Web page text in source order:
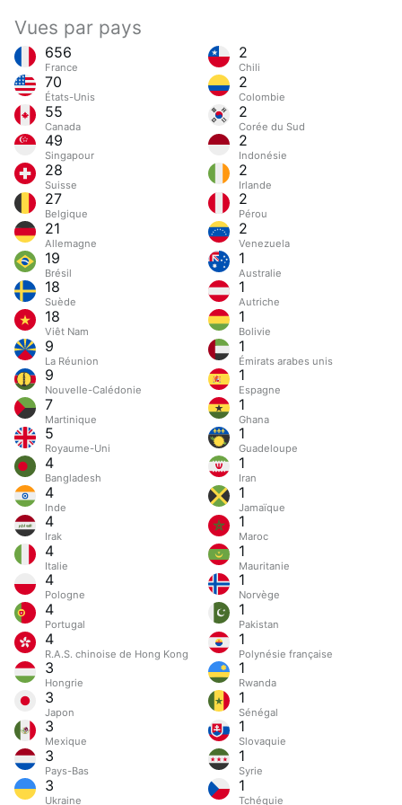
Vues par pays
656
France
70
États-Unis
55
Canada
49
Singapour
28
Suisse
27
Belgique
21
Allemagne
19
Brésil
18
Suède
18
Viêt Nam
9
La Réunion
9
Nouvelle-Calédonie
7
Martinique
5
Royaume-Uni
4
Bangladesh
4
Inde
4
Irak
4
Italie
4
Pologne
4
Portugal
4
R.A.S. chinoise de Hong Kong
3
Hongrie
3
Japon
3
Mexique
3
Pays-Bas
3
Ukraine
2
Chili
2
Colombie
2
Corée du Sud
2
Indonésie
2
Irlande
2
Pérou
2
Venezuela
1
Australie
1
Autriche
1
Bolivie
1
Émirats arabes unis
1
Espagne
1
Ghana
1
Guadeloupe
1
Iran
1
Jamaïque
1
Maroc
1
Mauritanie
1
Norvège
1
Pakistan
1
Polynésie française
1
Rwanda
1
Sénégal
1
Slovaquie
1
Syrie
1
Tchéquie